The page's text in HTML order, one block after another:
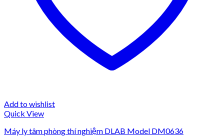
Add to wishlist
Quick View
Máy ly tâm phòng thí nghiệm DLAB Model DM0636